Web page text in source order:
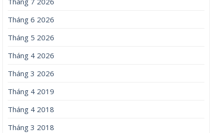
Tháng 6 2026
Tháng 5 2026
Tháng 4 2026
Tháng 3 2026
Tháng 4 2019
Tháng 4 2018
Tháng 3 2018